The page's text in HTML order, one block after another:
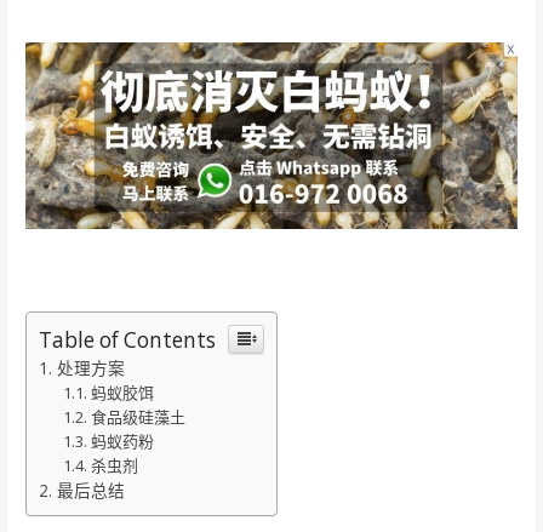
Table of Contents
处理方案
蚂蚁胶饵
食品级硅藻土
蚂蚁药粉
杀虫剂
最后总结